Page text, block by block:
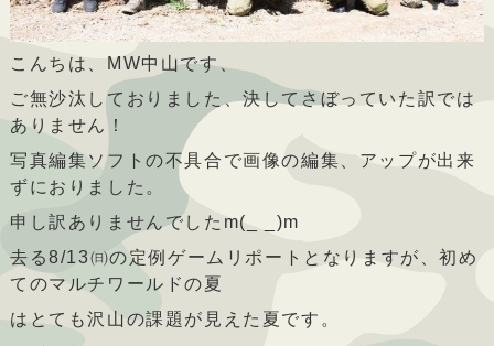
こんちは、MW中山です、
ご無沙汰しておりました、決してさぼっていた訳では
ありません！
写真編集ソフトの不具合で画像の編集、アップが出来
ずにおりました。
申し訳ありませんでしたm(_ _)m
去る8/13㈰の定例ゲームリポートとなりますが、初め
てのマルチワールドの夏
はとても沢山の課題が見えた夏です。